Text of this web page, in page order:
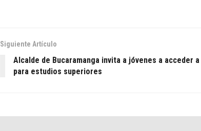
Siguiente Artículo
Alcalde de Bucaramanga invita a jóvenes a acceder a
para estudios superiores